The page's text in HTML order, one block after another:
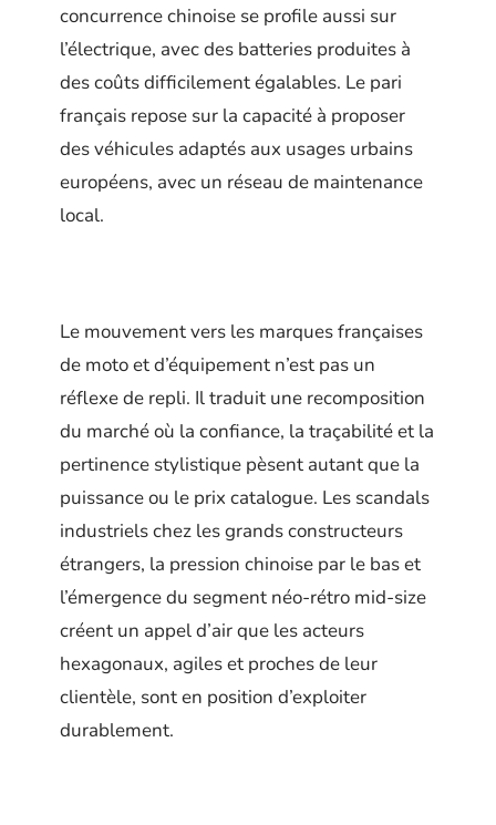
concurrence chinoise se profile aussi sur
l’électrique, avec des batteries produites à
des coûts difficilement égalables. Le pari
français repose sur la capacité à proposer
des véhicules adaptés aux usages urbains
européens, avec un réseau de maintenance
local.
Le mouvement vers les marques françaises
de moto et d’équipement n’est pas un
réflexe de repli. Il traduit une recomposition
du marché où la confiance, la traçabilité et la
pertinence stylistique pèsent autant que la
puissance ou le prix catalogue. Les scandals
industriels chez les grands constructeurs
étrangers, la pression chinoise par le bas et
l’émergence du segment néo-rétro mid-size
créent un appel d’air que les acteurs
hexagonaux, agiles et proches de leur
clientèle, sont en position d’exploiter
durablement.